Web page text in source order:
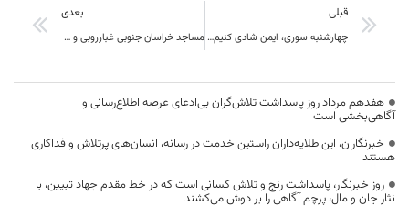
قبلی
چهارشنبه سوری، ایمن شادی کنیم ، در خبر و هنر نکات ایمنی را با تحلیل بخوانید
بعدی
مساجد خراسان جنوبی غبارروبی و عطرافشانی شد
هفدهم مرداد روز پاسداشت تلاش‌گران بی‌ادعای عرصه اطلاع‌رسانی و
آگاهی‌بخشی است
خبرنگاران، این طلایه‌داران راستین خدمت در رسانه، انسان‌های پرتلاش و فداکاری
هستند
روز خبرنگار، پاسداشت رنج و تلاش کسانی است که در خط مقدم جهاد تبیین، با
نثار جان و مال، پرچم آگاهی را بر دوش می‌کشند